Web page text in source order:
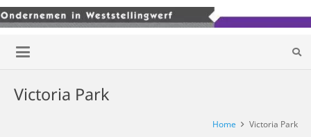
Victoria Park
Home Victoria Park